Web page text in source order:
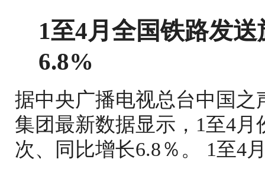
1至4月全国铁路发
6.8%
据中央广播电视总台中国
集团最新数据显示，1至4月
次、同比增长6.8％。 1至4